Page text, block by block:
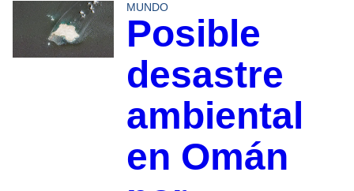
MUNDO
Posible
desastre
ambiental
en Omán